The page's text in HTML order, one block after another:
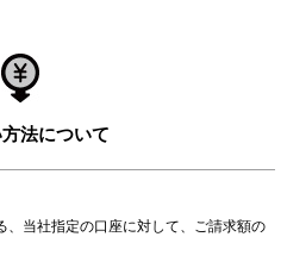
法について
、当社指定の口座に対して、ご請求額の